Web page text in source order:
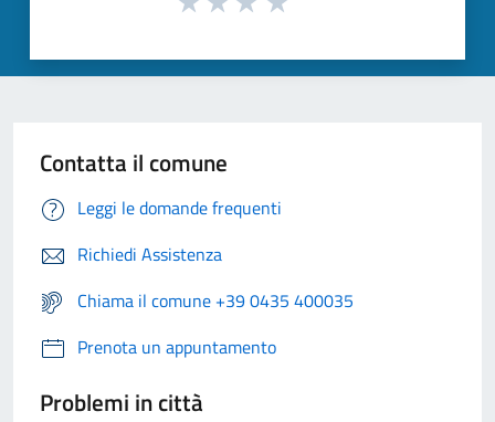
Contatta il comune
Leggi le domande frequenti
Richiedi Assistenza
Chiama il comune +39 0435 400035
Prenota un appuntamento
Problemi in città